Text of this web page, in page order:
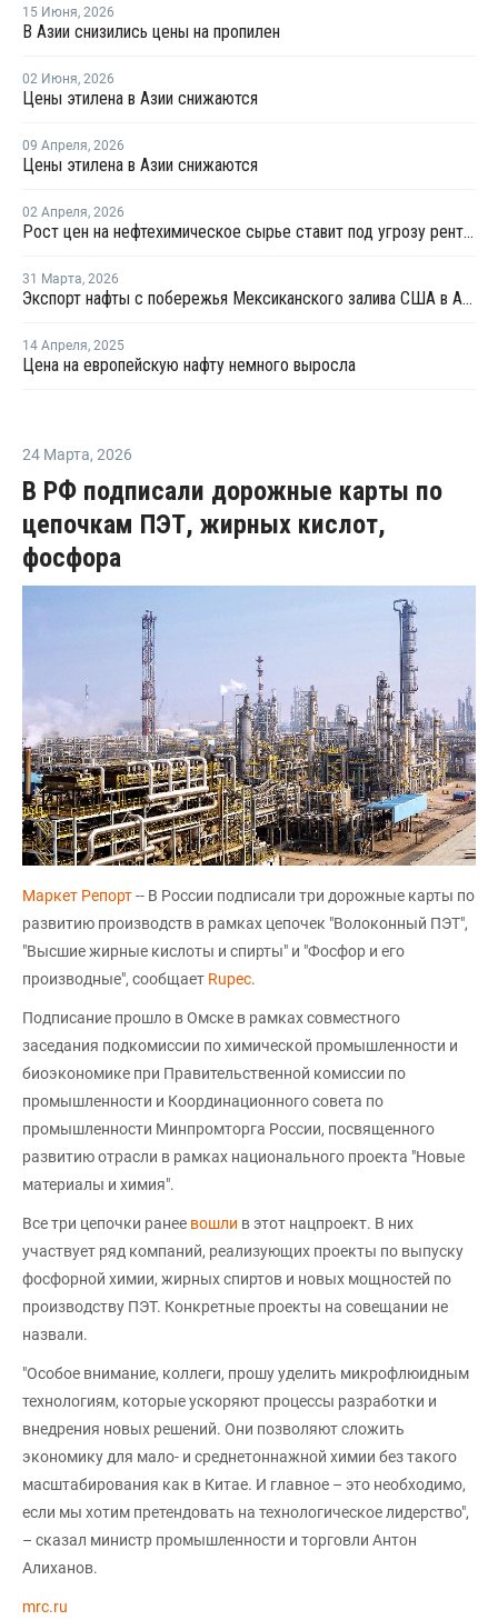
15 Июня, 2026
В Азии снизились цены на пропилен
02 Июня, 2026
Цены этилена в Азии снижаются
09 Апреля, 2026
Цены этилена в Азии снижаются
02 Апреля, 2026
Рост цен на нефтехимическое сырье ставит под угрозу рентабельность российских переработчиков пластмасс
31 Марта, 2026
Экспорт нафты с побережья Мексиканского залива США в Азию резко вырос на фоне дефицита предложения
14 Апреля, 2025
Цена на европейскую нафту немного выросла
24 Марта, 2026
В РФ подписали дорожные карты по
цепочкам ПЭТ, жирных кислот,
фосфора
Маркет Репорт-- В России подписали три дорожные карты по
развитию производств в рамках цепочек "Волоконный ПЭТ",
"Высшие жирные кислоты и спирты" и "Фосфор и его
производные", сообщает Rupec.
Подписание прошло в Омске в рамках совместного
заседания подкомиссии по химической промышленности и
биоэкономике при Правительственной комиссии по
промышленности и Координационного совета по
промышленности Минпромторга России, посвященного
развитию отрасли в рамках национального проекта "Новые
материалы и химия".
Все три цепочки ранее вошли в этот нацпроект. В них
участвует ряд компаний, реализующих проекты по выпуску
фосфорной химии, жирных спиртов и новых мощностей по
производству ПЭТ. Конкретные проекты на совещании не
назвали.
"Особое внимание, коллеги, прошу уделить микрофлюидным
технологиям, которые ускоряют процессы разработки и
внедрения новых решений. Они позволяют сложить
экономику для мало- и среднетоннажной химии без такого
масштабирования как в Китае. И главное – это необходимо,
если мы хотим претендовать на технологическое лидерство",
– сказал министр промышленности и торговли Антон
Алиханов.
mrc.ru